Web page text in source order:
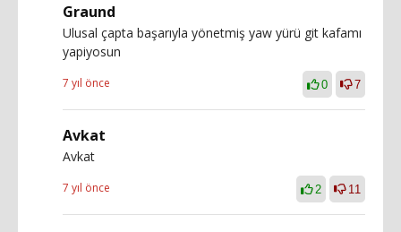
Graund
Ulusal çapta başarıyla yönetmiş yaw yürü git kafamı
yapiyosun
7 yıl önce 0 7
Avkat
Avkat
7 yıl önce 2 11